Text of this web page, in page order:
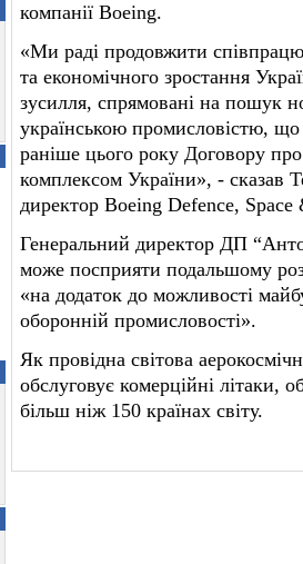
компанії Boeing.
«Ми раді продовжити
та економічного зростання
зусилля, спрямовані на пошук
українською промисловістю,
раніше цього року Договору
комплексом України», - сказав
директор Boeing Defence,
Генеральний директор ДП
може посприяти подальшому
«на додаток до можливості
оборонній промисловості».
Як провідна світова
обслуговує комерційні літаки,
більш ніж 150 країнах світу.